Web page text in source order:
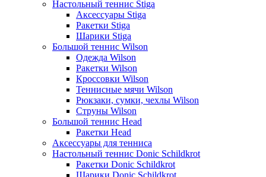
Настольный теннис Stiga
Аксессуары Stiga
Ракетки Stiga
Шарики Stiga
Большой теннис Wilson
Одежда Wilson
Ракетки Wilson
Кроссовки Wilson
Теннисные мячи Wilson
Рюкзаки, сумки, чехлы Wilson
Струны Wilson
Большой теннис Head
Ракетки Head
Аксессуары для тенниса
Настольный теннис Donic Schildkrot
Ракетки Donic Schildkrot